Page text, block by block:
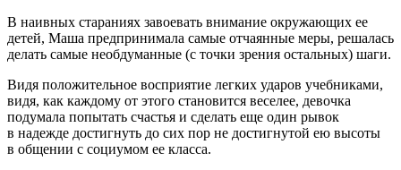
В наивных стараниях завоевать внимание окружающих ее
детей, Маша предпринимала самые отчаянные меры, решалась
делать самые необдуманные (с точки зрения остальных) шаги.
Видя положительное восприятие легких ударов учебниками,
видя, как каждому от этого становится веселее, девочка
подумала попытать счастья и сделать еще один рывок
в надежде достигнуть до сих пор не достигнутой ею высоты
в общении с социумом ее класса.